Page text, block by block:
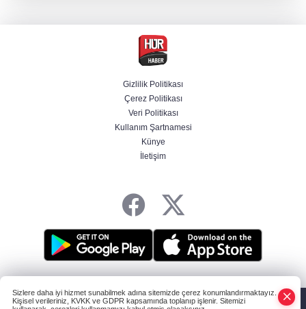
Trump imzaladı! Doğumla vatandaşlığa
kısıtlamalar genişletildi
BM'nin teklifine Türk tarafından kabul,
Rumlardan ret
Ankara'da "değnekçilik" operasyonu: 10
Gizlilik Politikası
Çerez Politikası
Veri Politikası
Kullanım Şartnamesi
Künye
İletişim
Tüm hakları saklıdır.
Sizlere daha iyi hizmet sunabilmek adına sitemizde çerez konumlandırmaktayız.
Kişisel verileriniz, KVKK ve GDPR kapsamında toplanıp işlenir. Sitemizi